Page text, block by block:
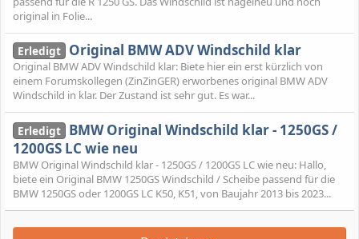
original in Folie...
Erledigt Original BMW ADV Windschild klar
Original BMW ADV Windschild klar: Biete hier ein erst kürzlich von
einem Forumskollegen (ZinZinGER) erworbenes original BMW ADV
Windschild in klar. Der Zustand ist sehr gut. Es war...
Erledigt BMW Original Windschild klar - 1250GS /
1200GS LC wie neu
BMW Original Windschild klar - 1250GS / 1200GS LC wie neu: Hallo,
biete ein Original BMW 1250GS Windschild / Scheibe passend für die
BMW 1250GS oder 1200GS LC K50, K51, von Baujahr 2013 bis 2023...